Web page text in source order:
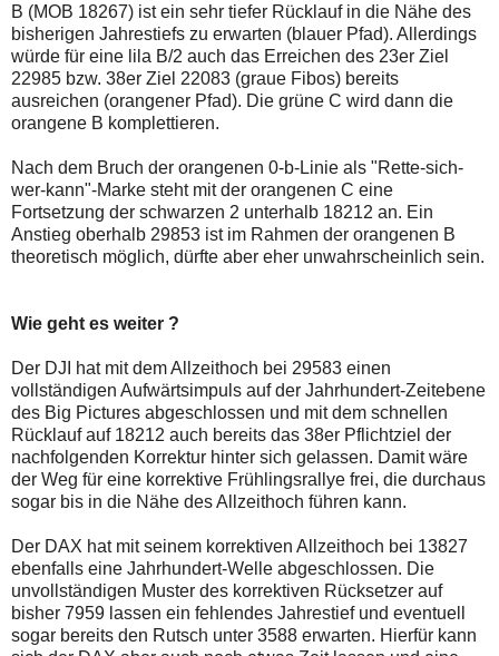
B (MOB 18267) ist ein sehr tiefer Rücklauf in die Nähe des
bisherigen Jahrestiefs zu erwarten (blauer Pfad). Allerdings
würde für eine lila B/2 auch das Erreichen des 23er Ziel
22985 bzw. 38er Ziel 22083 (graue Fibos) bereits
ausreichen (orangener Pfad). Die grüne C wird dann die
orangene B komplettieren.
Nach dem Bruch der orangenen 0-b-Linie als "Rette-sich-
wer-kann"-Marke steht mit der orangenen C eine
Fortsetzung der schwarzen 2 unterhalb 18212 an. Ein
Anstieg oberhalb 29853 ist im Rahmen der orangenen B
theoretisch möglich, dürfte aber eher unwahrscheinlich sein.
Wie geht es weiter ?
Der DJI hat mit dem Allzeithoch bei 29583 einen
vollständigen Aufwärtsimpuls auf der Jahrhundert-Zeitebene
des Big Pictures abgeschlossen und mit dem schnellen
Rücklauf auf 18212 auch bereits das 38er Pflichtziel der
nachfolgenden Korrektur hinter sich gelassen. Damit wäre
der Weg für eine korrektive Frühlingsrallye frei, die durchaus
sogar bis in die Nähe des Allzeithoch führen kann.
Der DAX hat mit seinem korrektiven Allzeithoch bei 13827
ebenfalls eine Jahrhundert-Welle abgeschlossen. Die
unvollständigen Muster des korrektiven Rücksetzer auf
bisher 7959 lassen ein fehlendes Jahrestief und eventuell
sogar bereits den Rutsch unter 3588 erwarten. Hierfür kann